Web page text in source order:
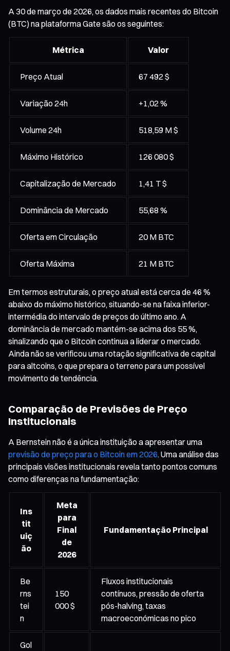
A 30 de março de 2026, os dados mais recentes do Bitcoin
(BTC) na plataforma Gate são os seguintes:
Métrica Valor
Preço Atual 67 492 $
Variação 24h +1,02 %
Volume 24h 518,59 M $
Máximo Histórico 126 080 $
Capitalização de Mercado 1,41 T $
Dominância de Mercado 55,68 %
Oferta em Circulação 20 M BTC
Oferta Máxima 21 M BTC
Em termos estruturais, o preço atual está cerca de 46 %
abaixo do máximo histórico, situando-se na faixa inferior-
intermédia do intervalo de preços do último ano. A
dominância de mercado mantém-se acima dos 55 %,
sinalizando que o Bitcoin continua a liderar o mercado.
Ainda não se verificou uma rotação significativa de capital
para altcoins, o que prepara o terreno para um possível
movimento de tendência.
Comparação de Previsões de Preço
Institucionais
A Bernstein não é a única instituição a apresentar uma
previsão de preço para o Bitcoin em 2026. Uma análise das
principais visões institucionais revela tanto pontos comuns
como diferenças na fundamentação:
Ins
tit
uiç
ão
Meta
para
Final
de
2026
Fundamentação Principal
Be
rns
tei
n
150
000 $
Fluxos institucionais
contínuos, pressão de oferta
pós-halving, taxas
macroeconómicas no pico
Gol